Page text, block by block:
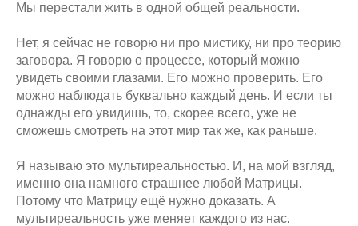
Мы перестали жить в одной общей реальности.
Нет, я сейчас не говорю ни про мистику, ни про теорию
заговора. Я говорю о процессе, который можно
увидеть своими глазами. Его можно проверить. Его
можно наблюдать буквально каждый день. И если ты
однажды его увидишь, то, скорее всего, уже не
сможешь смотреть на этот мир так же, как раньше.
Я называю это мультиреальностью. И, на мой взгляд,
именно она намного страшнее любой Матрицы.
Потому что Матрицу ещё нужно доказать. А
мультиреальность уже меняет каждого из нас.